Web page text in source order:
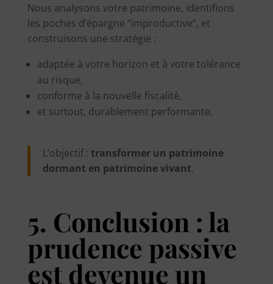
Nous analysons votre patrimoine, identifions
les poches d’épargne “improductive”, et
construisons une stratégie :
adaptée à votre horizon et à votre tolérance
au risque,
conforme à la nouvelle fiscalité,
et surtout, durablement performante.
L’objectif : transformer un patrimoine
dormant en patrimoine vivant.
5. Conclusion : la
prudence passive
est devenue un